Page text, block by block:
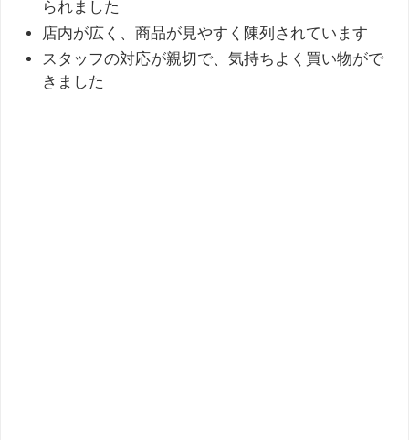
られました
店内が広く、商品が見やすく陳列されています
スタッフの対応が親切で、気持ちよく買い物がで
きました